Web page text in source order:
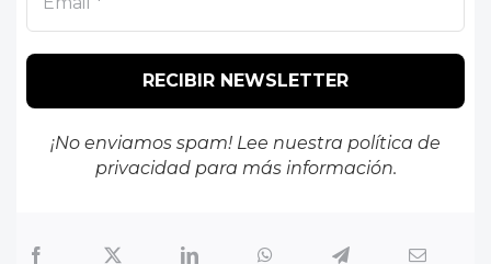
¡No enviamos spam! Lee nuestra política de
privacidadpara más información.